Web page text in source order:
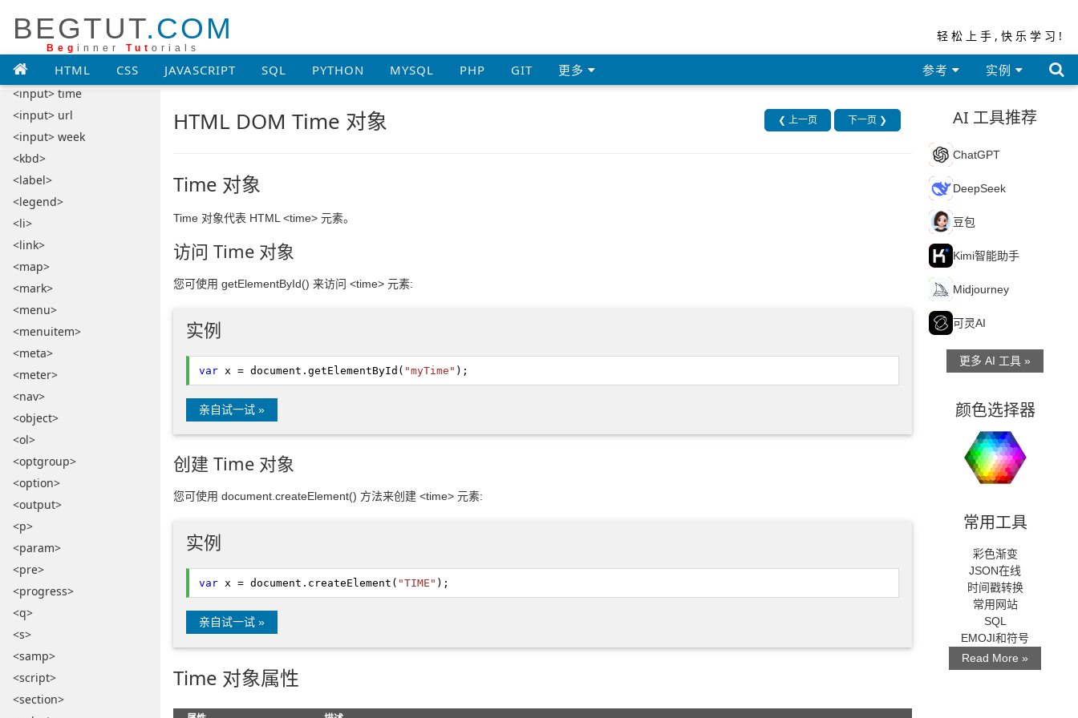
BEGTUT.COM
Beg inner Tut orials
轻松上手,快乐学习!
HTML CSS JAVASCRIPT SQL PYTHON MYSQL PHP GIT 更多 
实例
参考
<input> search
<input> submit
<input> text
<input> time
<input> url
<input> week
<kbd>
<label>
<legend>
<li>
<link>
<map>
<mark>
<menu>
<menuitem>
<meta>
<meter>
<nav>
<object>
<ol>
<optgroup>
<option>
<output>
<p>
<param>
<pre>
<progress>
<q>
<s>
<samp>
<script>
<section>
❮ 上一页 下一页 ❯
HTML DOM Time 对象
Time 对象
Time 对象代表 HTML <time> 元素。
访问 Time 对象
您可使用 getElementById() 来访问 <time> 元素:
实例
var x = document. getElementById ( "myTime" );
亲自试一试 »
创建 Time 对象
您可使用 document.createElement() 方法来创建 <time> 元素:
实例
var x = document. createElement ( "TIME" );
亲自试一试 »
Time 对象属性
AI 工具推荐
C ChatGPT
D DeepSeek
豆 豆包
K Kimi智能助手
M Midjourney
可 可灵AI
更多 AI 工具 »
颜色选择器
常用工具
彩色渐变
JSON在线
时间戳转换
常用网站
SQL
EMOJI和符号
Read More »